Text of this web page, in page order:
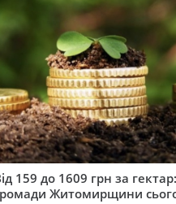
159 до 1609 грн за
Житомирщини